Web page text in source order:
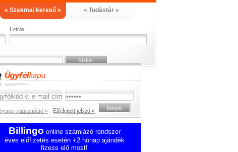
« Szakmai kereső » « Tudástár »
Leírás:
regisztráció » Elfelejtett jelszó »
Billingo online számlázó rendszer
éves előfizetés esetén +2 hónap ajándék
fizess elő most!